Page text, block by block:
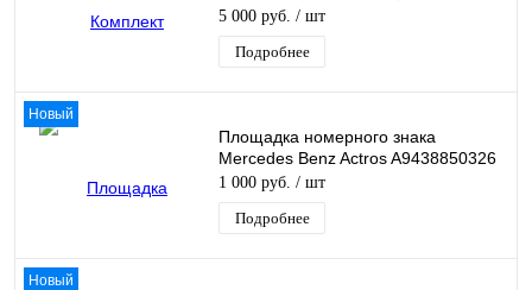
Mercedes Benz Axor A0028100514
5 000 руб. / шт
Подробнее
Новый
Площадка номерного знака
Mercedes Benz Actros A9438850326
1 000 руб. / шт
Подробнее
Новый